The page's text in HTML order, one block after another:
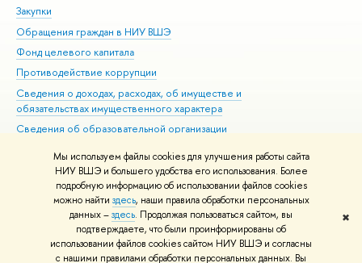
Мы используем файлы cookies для улучшения работы сайта
НИУ ВШЭ и большего удобства его использования. Более
подробную информацию об использовании файлов cookies
можно найти здесь, наши правила обработки персональных
данных –здесь. Продолжая пользоваться сайтом, вы
подтверждаете, что были проинформированы об
использовании файлов cookies сайтом НИУ ВШЭ и согласны
с нашими правилами обработки персональных данных. Вы
✖
Закупки
Обращения граждан в НИУ ВШЭ
Фонд целевого капитала
Противодействие коррупции
Сведения о доходах, расходах, об имуществе и
обязательствах имущественного характера
Сведения об образовательной организации
Людям с ограниченными возможностями здоровья
Единая платежная страница
Работа в Вышке
© НИУ ВШЭ 1993–2026 Адреса и контакты Условия использования
материалов Политика конфиденциальности Карта сайта